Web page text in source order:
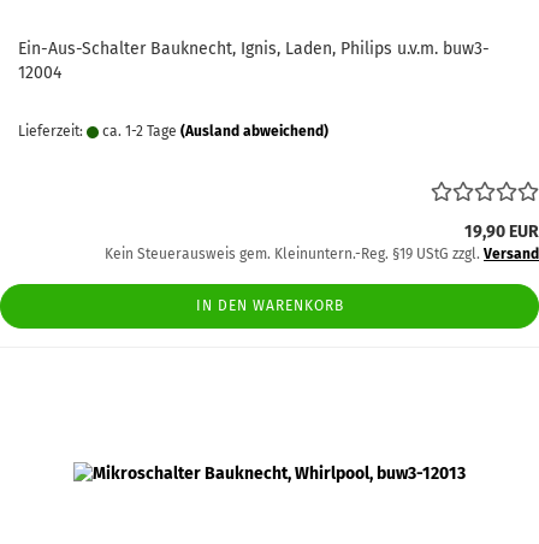
Ein-Aus-Schalter Bauknecht, Ignis, Laden, Philips u.v.m. buw3-
12004
Lieferzeit: ca. 1-2 Tage (Ausland abweichend)
19,90 EUR
Kein Steuerausweis gem. Kleinuntern.-Reg. §19 UStG zzgl. Versand
IN DEN WARENKORB